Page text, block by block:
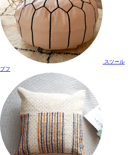
スツール
プフ